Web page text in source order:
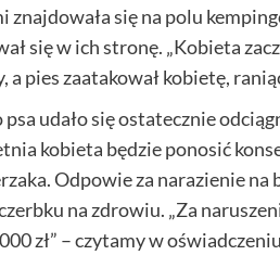
znajdowała się na polu
się w ich stronę. „Kobieta
a pies zaatakował kobietę,
udało się ostatecznie
kobieta będzie ponosić
Odpowie za narazienie
na zdrowiu. „Za
zł” – czytamy w